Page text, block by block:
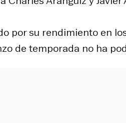
por su rendimiento en
de temporada no ha